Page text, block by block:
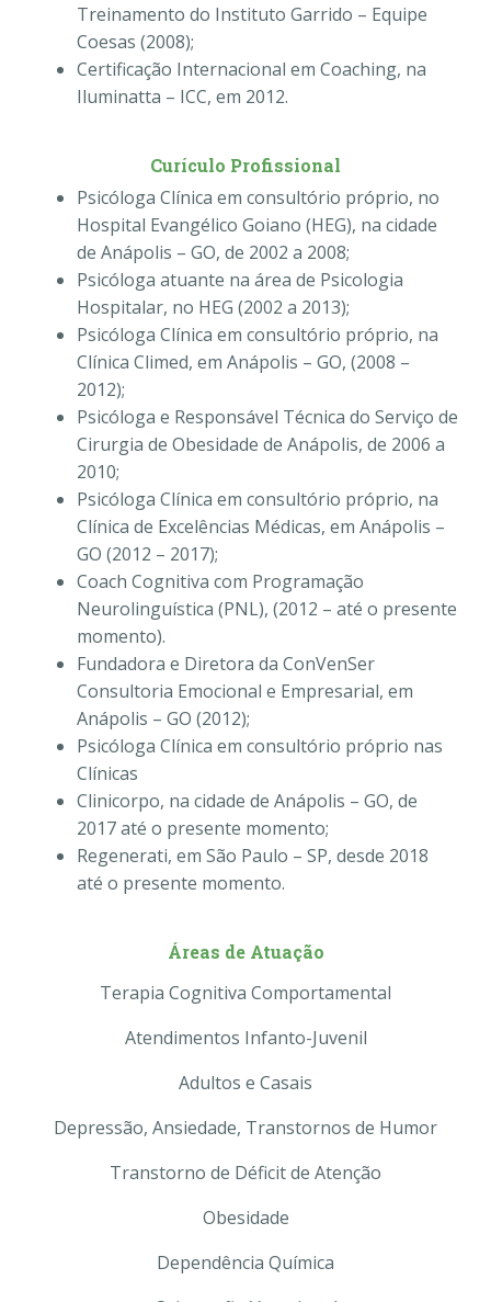
Treinamento do Instituto Garrido – Equipe
Coesas (2008);
Certificação Internacional em Coaching, na
Iluminatta – ICC, em 2012.
Curículo Profissional
Psicóloga Clínica em consultório próprio, no
Hospital Evangélico Goiano (HEG), na cidade
de Anápolis – GO, de 2002 a 2008;
Psicóloga atuante na área de Psicologia
Hospitalar, no HEG (2002 a 2013);
Psicóloga Clínica em consultório próprio, na
Clínica Climed, em Anápolis – GO, (2008 –
2012);
Psicóloga e Responsável Técnica do Serviço de
Cirurgia de Obesidade de Anápolis, de 2006 a
2010;
Psicóloga Clínica em consultório próprio, na
Clínica de Excelências Médicas, em Anápolis –
GO (2012 – 2017);
Coach Cognitiva com Programação
Neurolinguística (PNL), (2012 – até o presente
momento).
Fundadora e Diretora da ConVenSer
Consultoria Emocional e Empresarial, em
Anápolis – GO (2012);
Psicóloga Clínica em consultório próprio nas
Clínicas
Clinicorpo, na cidade de Anápolis – GO, de
2017 até o presente momento;
Regenerati, em São Paulo – SP, desde 2018
até o presente momento.
Áreas de Atuação
Terapia Cognitiva Comportamental
Atendimentos Infanto-Juvenil
Adultos e Casais
Depressão, Ansiedade, Transtornos de Humor
Transtorno de Déficit de Atenção
Obesidade
Dependência Química